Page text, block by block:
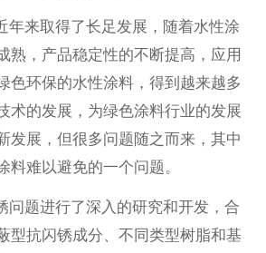
年来取得了长足发展 ，随着水性涂
熟，产品稳定性的不断提高，应用
色环保的水性涂料，得到越来越多
术的发展，为绿色涂料行业的发展
发展，但很多问题随之而来，其中
料难以避免的一个问题。
问题进行了深入的研究和开发，合
型抗闪锈成分、不同类型树脂和基